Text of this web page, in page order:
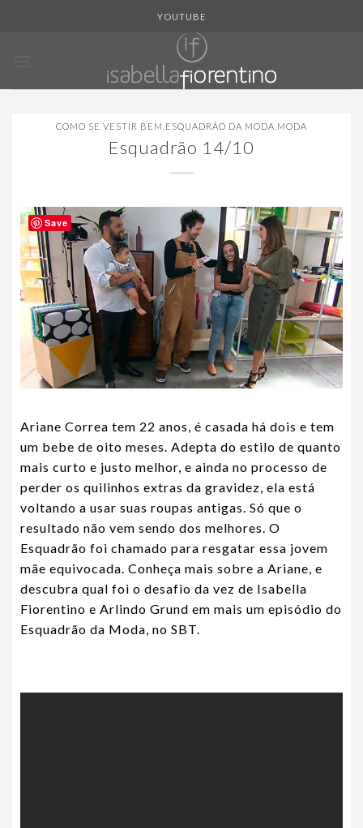
YOUTUBE
COMO SE VESTIR BEM ESQUADRÃO DA MODA MODA
Esquadrão 14/10
Ariane Correa tem 22 anos, é casada há dois e tem
um bebe de oito meses. Adepta do estilo de quanto
mais curto e justo melhor, e ainda no processo de
perder os quilinhos extras da gravidez, ela está
voltando a usar suas roupas antigas. Só que o
resultado não vem sendo dos melhores. O
Esquadrão foi chamado para resgatar essa jovem
mãe equivocada. Conheça mais sobre a Ariane, e
descubra qual foi o desafio da vez de Isabella
Fiorentino e Arlindo Grund em mais um episódio do
Esquadrão da Moda, no SBT.
Save